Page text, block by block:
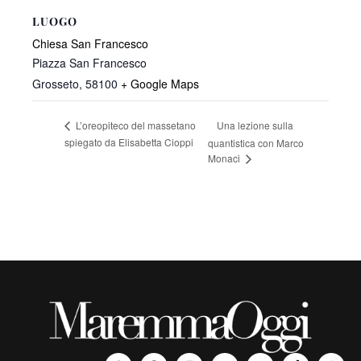
LUOGO
Chiesa San Francesco
Piazza San Francesco
Grosseto, 58100 + Google Maps
L’oreopiteco del massetano
spiegato da Elisabetta Cioppi
Una lezione sulla
quantistica con Marco
Monaci